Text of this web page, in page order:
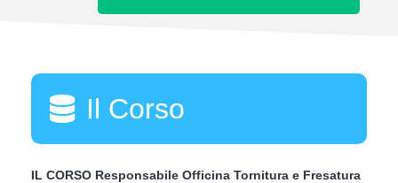
Il Corso
IL CORSO Responsabile Officina Tornitura e Fresatura